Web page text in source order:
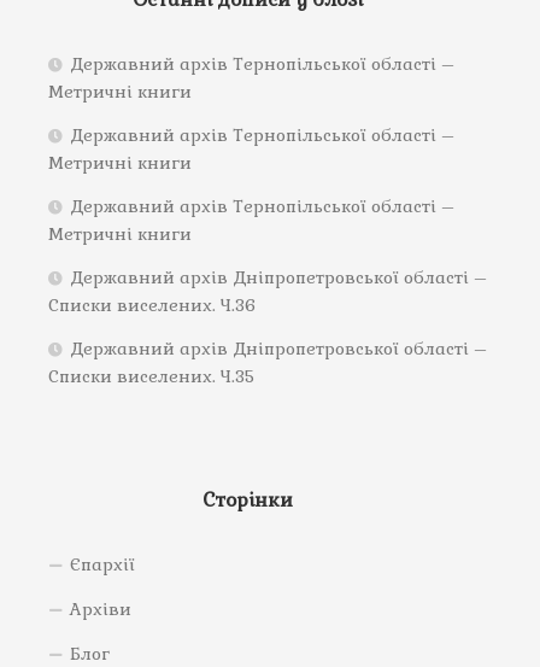
Державний архів Тернопільської області –
Метричні книги
Державний архів Тернопільської області –
Метричні книги
Державний архів Тернопільської області –
Метричні книги
Державний архів Дніпропетровської області –
Списки виселених. Ч.36
Державний архів Дніпропетровської області –
Списки виселених. Ч.35
Сторінки
Єпархії
Архіви
Блог